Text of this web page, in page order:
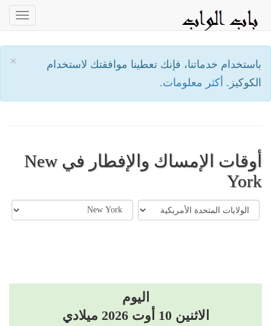
×
باستخدام خدماتنا، فإنك تعطينا موافقتك لاستخدام
الكوكيز. أكثر معلومات.
أوقات الإمساك والإفطار في New
York
اليوم
الاثنين 10 أوت 2026 ميلادي